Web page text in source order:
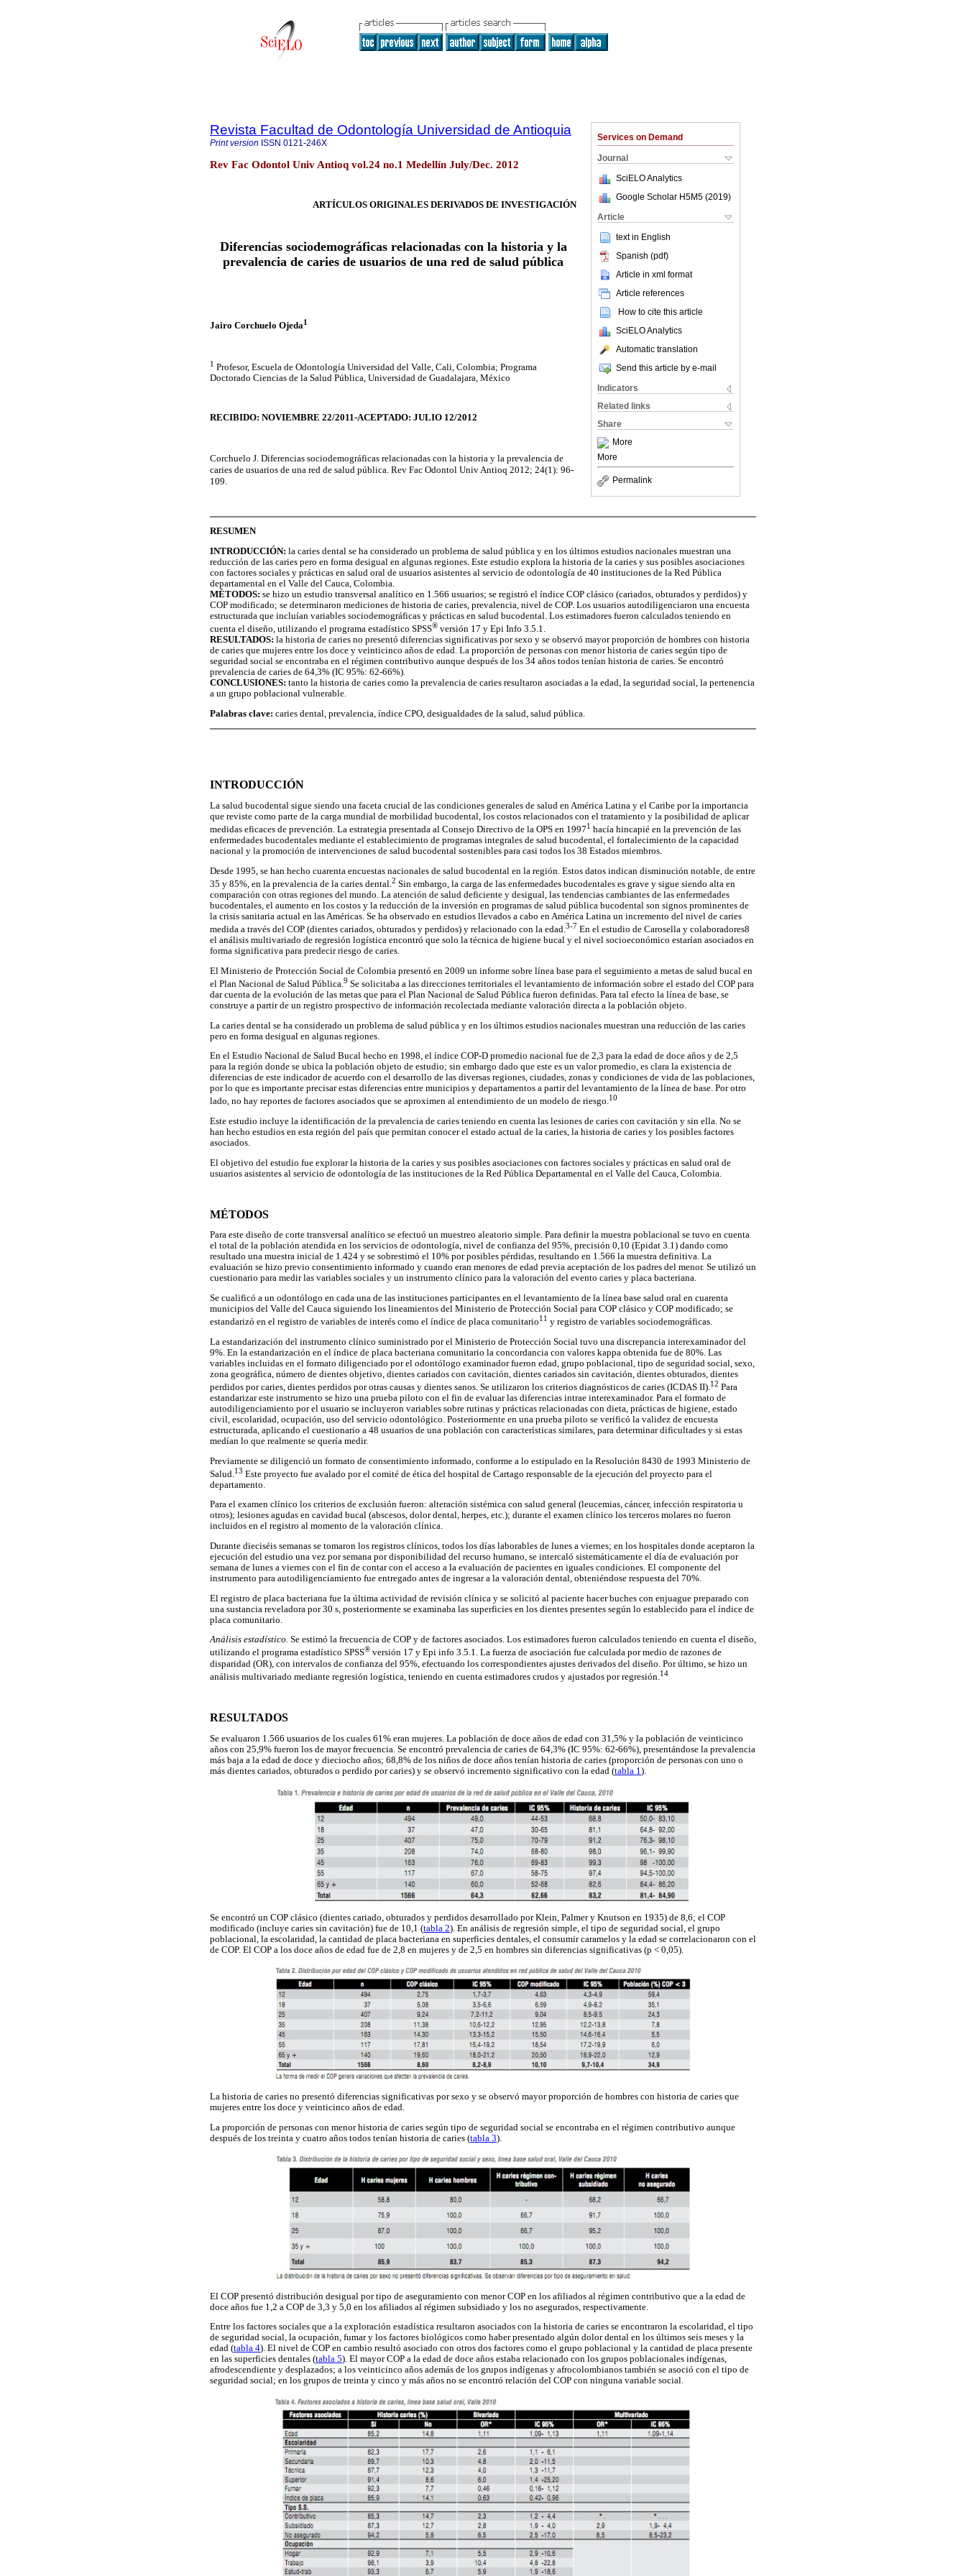
Services on Demand
Journal
SciELO Analytics
Google Scholar H5M5 (2019)
Article
text in English
Spanish (pdf)
Article in xml format
Article references
How to cite this article
SciELO Analytics
Automatic translation
Send this article by e-mail
Indicators
Related links
Share
More
More
Permalink
Revista Facultad de Odontología Universidad de Antioquia
Print version ISSN 0121-246X
Rev Fac Odontol Univ Antioq vol.24 no.1 Medellín July/Dec. 2012
ARTÍCULOS ORIGINALES DERIVADOS DE INVESTIGACIÓN
Diferencias sociodemográficas relacionadas con la historia y la
prevalencia de caries de usuarios de una red de salud pública
Jairo Corchuelo Ojeda1
1 Profesor, Escuela de Odontología Universidad del Valle, Cali, Colombia; Programa
Doctorado Ciencias de la Salud Pública, Universidad de Guadalajara, México
RECIBIDO: NOVIEMBRE 22/2011-ACEPTADO: JULIO 12/2012
Corchuelo J. Diferencias sociodemográficas relacionadas con la historia y la prevalencia de
caries de usuarios de una red de salud pública. Rev Fac Odontol Univ Antioq 2012; 24(1): 96-
109.
RESUMEN
INTRODUCCIÓN: la caries dental se ha considerado un problema de salud pública y en los últimos estudios nacionales muestran una
reducción de las caries pero en forma desigual en algunas regiones. Este estudio explora la historia de la caries y sus posibles asociaciones
con factores sociales y prácticas en salud oral de usuarios asistentes al servicio de odontología de 40 instituciones de la Red Pública
departamental en el Valle del Cauca, Colombia.
MÉTODOS: se hizo un estudio transversal analítico en 1.566 usuarios; se registró el índice COP clásico (cariados, obturados y perdidos) y
COP modificado; se determinaron mediciones de historia de caries, prevalencia, nivel de COP. Los usuarios autodiligenciaron una encuesta
estructurada que incluían variables sociodemográficas y prácticas en salud bucodental. Los estimadores fueron calculados teniendo en
cuenta el diseño, utilizando el programa estadístico SPSS® versión 17 y Epi Info 3.5.1.
RESULTADOS: la historia de caries no presentó diferencias significativas por sexo y se observó mayor proporción de hombres con historia
de caries que mujeres entre los doce y veinticinco años de edad. La proporción de personas con menor historia de caries según tipo de
seguridad social se encontraba en el régimen contributivo aunque después de los 34 años todos tenían historia de caries. Se encontró
prevalencia de caries de 64,3% (IC 95%: 62-66%).
CONCLUSIONES: tanto la historia de caries como la prevalencia de caries resultaron asociadas a la edad, la seguridad social, la pertenencia
a un grupo poblacional vulnerable.
Palabras clave: caries dental, prevalencia, índice CPO, desigualdades de la salud, salud pública.
INTRODUCCIÓN
La salud bucodental sigue siendo una faceta crucial de las condiciones generales de salud en América Latina y el Caribe por la importancia
que reviste como parte de la carga mundial de morbilidad bucodental, los costos relacionados con el tratamiento y la posibilidad de aplicar
medidas eficaces de prevención. La estrategia presentada al Consejo Directivo de la OPS en 19971 hacía hincapié en la prevención de las
enfermedades bucodentales mediante el establecimiento de programas integrales de salud bucodental, el fortalecimiento de la capacidad
nacional y la promoción de intervenciones de salud bucodental sostenibles para casi todos los 38 Estados miembros.
Desde 1995, se han hecho cuarenta encuestas nacionales de salud bucodental en la región. Estos datos indican disminución notable, de entre
35 y 85%, en la prevalencia de la caries dental.2 Sin embargo, la carga de las enfermedades bucodentales es grave y sigue siendo alta en
comparación con otras regiones del mundo. La atención de salud deficiente y desigual, las tendencias cambiantes de las enfermedades
bucodentales, el aumento en los costos y la reducción de la inversión en programas de salud pública bucodental son signos prominentes de
la crisis sanitaria actual en las Américas. Se ha observado en estudios llevados a cabo en América Latina un incremento del nivel de caries
medida a través del COP (dientes cariados, obturados y perdidos) y relacionado con la edad.3-7 En el estudio de Carosella y colaboradores8
el análisis multivariado de regresión logística encontró que solo la técnica de higiene bucal y el nivel socioeconómico estarían asociados en
forma significativa para predecir riesgo de caries.
El Ministerio de Protección Social de Colombia presentó en 2009 un informe sobre línea base para el seguimiento a metas de salud bucal en
el Plan Nacional de Salud Pública.9 Se solicitaba a las direcciones territoriales el levantamiento de información sobre el estado del COP para
dar cuenta de la evolución de las metas que para el Plan Nacional de Salud Pública fueron definidas. Para tal efecto la línea de base, se
construye a partir de un registro prospectivo de información recolectada mediante valoración directa a la población objeto.
La caries dental se ha considerado un problema de salud pública y en los últimos estudios nacionales muestran una reducción de las caries
pero en forma desigual en algunas regiones.
En el Estudio Nacional de Salud Bucal hecho en 1998, el índice COP-D promedio nacional fue de 2,3 para la edad de doce años y de 2,5
para la región donde se ubica la población objeto de estudio; sin embargo dado que este es un valor promedio, es clara la existencia de
diferencias de este indicador de acuerdo con el desarrollo de las diversas regiones, ciudades, zonas y condiciones de vida de las poblaciones,
por lo que es importante precisar estas diferencias entre municipios y departamentos a partir del levantamiento de la línea de base. Por otro
lado, no hay reportes de factores asociados que se aproximen al entendimiento de un modelo de riesgo.10
Este estudio incluye la identificación de la prevalencia de caries teniendo en cuenta las lesiones de caries con cavitación y sin ella. No se
han hecho estudios en esta región del país que permitan conocer el estado actual de la caries, la historia de caries y los posibles factores
asociados.
El objetivo del estudio fue explorar la historia de la caries y sus posibles asociaciones con factores sociales y prácticas en salud oral de
usuarios asistentes al servicio de odontología de las instituciones de la Red Pública Departamental en el Valle del Cauca, Colombia.
MÉTODOS
Para este diseño de corte transversal analítico se efectuó un muestreo aleatorio simple. Para definir la muestra poblacional se tuvo en cuenta
el total de la población atendida en los servicios de odontología, nivel de confianza del 95%, precisión 0,10 (Epidat 3.1) dando como
resultado una muestra inicial de 1.424 y se sobrestimó el 10% por posibles pérdidas, resultando en 1.566 la muestra definitiva. La
evaluación se hizo previo consentimiento informado y cuando eran menores de edad previa aceptación de los padres del menor. Se utilizó un
cuestionario para medir las variables sociales y un instrumento clínico para la valoración del evento caries y placa bacteriana.
Se cualificó a un odontólogo en cada una de las instituciones participantes en el levantamiento de la línea base salud oral en cuarenta
municipios del Valle del Cauca siguiendo los lineamientos del Ministerio de Protección Social para COP clásico y COP modificado; se
estandarizó en el registro de variables de interés como el índice de placa comunitario11 y registro de variables sociodemográficas.
La estandarización del instrumento clínico suministrado por el Ministerio de Protección Social tuvo una discrepancia interexaminador del
9%. En la estandarización en el índice de placa bacteriana comunitario la concordancia con valores kappa obtenida fue de 80%. Las
variables incluidas en el formato diligenciado por el odontólogo examinador fueron edad, grupo poblacional, tipo de seguridad social, sexo,
zona geográfica, número de dientes objetivo, dientes cariados con cavitación, dientes cariados sin cavitación, dientes obturados, dientes
perdidos por caries, dientes perdidos por otras causas y dientes sanos. Se utilizaron los criterios diagnósticos de caries (ICDAS II).12 Para
estandarizar este instrumento se hizo una prueba piloto con el fin de evaluar las diferencias intrae interexaminador. Para el formato de
autodiligenciamiento por el usuario se incluyeron variables sobre rutinas y prácticas relacionadas con dieta, prácticas de higiene, estado
civil, escolaridad, ocupación, uso del servicio odontológico. Posteriormente en una prueba piloto se verificó la validez de encuesta
estructurada, aplicando el cuestionario a 48 usuarios de una población con características similares, para determinar dificultades y si estas
medían lo que realmente se quería medir.
Previamente se diligenció un formato de consentimiento informado, conforme a lo estipulado en la Resolución 8430 de 1993 Ministerio de
Salud.13 Este proyecto fue avalado por el comité de ética del hospital de Cartago responsable de la ejecución del proyecto para el
departamento.
Para el examen clínico los criterios de exclusión fueron: alteración sistémica con salud general (leucemias, cáncer, infección respiratoria u
otros); lesiones agudas en cavidad bucal (abscesos, dolor dental, herpes, etc.); durante el examen clínico los terceros molares no fueron
incluidos en el registro al momento de la valoración clínica.
Durante dieciséis semanas se tomaron los registros clínicos, todos los días laborables de lunes a viernes; en los hospitales donde aceptaron la
ejecución del estudio una vez por semana por disponibilidad del recurso humano, se intercaló sistemáticamente el día de evaluación por
semana de lunes a viernes con el fin de contar con el acceso a la evaluación de pacientes en iguales condiciones. El componente del
instrumento para autodiligenciamiento fue entregado antes de ingresar a la valoración dental, obteniéndose respuesta del 70%.
El registro de placa bacteriana fue la última actividad de revisión clínica y se solicitó al paciente hacer buches con enjuague preparado con
una sustancia reveladora por 30 s, posteriormente se examinaba las superficies en los dientes presentes según lo establecido para el índice de
placa comunitario.
Análisis estadístico. Se estimó la frecuencia de COP y de factores asociados. Los estimadores fueron calculados teniendo en cuenta el diseño,
utilizando el programa estadístico SPSS® versión 17 y Epi info 3.5.1. La fuerza de asociación fue calculada por medio de razones de
disparidad (OR), con intervalos de confianza del 95%, efectuando los correspondientes ajustes derivados del diseño. Por último, se hizo un
análisis multivariado mediante regresión logística, teniendo en cuenta estimadores crudos y ajustados por regresión. 14
RESULTADOS
Se evaluaron 1.566 usuarios de los cuales 61% eran mujeres. La población de doce años de edad con 31,5% y la población de veinticinco
años con 25,9% fueron los de mayor frecuencia. Se encontró prevalencia de caries de 64,3% (IC 95%: 62-66%), presentándose la prevalencia
más baja a la edad de doce y dieciocho años; 68,8% de los niños de doce años tenían historia de caries (proporción de personas con uno o
más dientes cariados, obturados o perdido por caries) y se observó incremento significativo con la edad (tabla 1 ).
Se encontró un COP clásico (dientes cariado, obturados y perdidos desarrollado por Klein, Palmer y Knutson en 1935) de 8,6; el COP
modificado (incluye caries sin cavitación) fue de 10,1 (tabla 2). En análisis de regresión simple, el tipo de seguridad social, el grupo
poblacional, la escolaridad, la cantidad de placa bacteriana en superficies dentales, el consumir caramelos y la edad se correlacionaron con el
de COP. El COP a los doce años de edad fue de 2,8 en mujeres y de 2,5 en hombres sin diferencias significativas (p < 0,05).
La historia de caries no presentó diferencias significativas por sexo y se observó mayor proporción de hombres con historia de caries que
mujeres entre los doce y veinticinco años de edad.
La proporción de personas con menor historia de caries según tipo de seguridad social se encontraba en el régimen contributivo aunque
después de los treinta y cuatro años todos tenían historia de caries (tabla 3).
El COP presentó distribución desigual por tipo de aseguramiento con menor COP en los afiliados al régimen contributivo que a la edad de
doce años fue 1,2 a COP de 3,3 y 5,0 en los afiliados al régimen subsidiado y los no asegurados, respectivamente.
Entre los factores sociales que a la exploración estadística resultaron asociados con la historia de caries se encontraron la escolaridad, el tipo
de seguridad social, la ocupación, fumar y los factores biológicos como haber presentado algún dolor dental en los últimos seis meses y la
edad (tabla 4). El nivel de COP en cambio resultó asociado con otros dos factores como el grupo poblacional y la cantidad de placa presente
en las superficies dentales (tabla 5). El mayor COP a la edad de doce años estaba relacionado con los grupos poblacionales indígenas,
afrodescendiente y desplazados; a los veinticinco años además de los grupos indígenas y afrocolombianos también se asoció con el tipo de
seguridad social; en los grupos de treinta y cinco y más años no se encontró relación del COP con ninguna variable social.